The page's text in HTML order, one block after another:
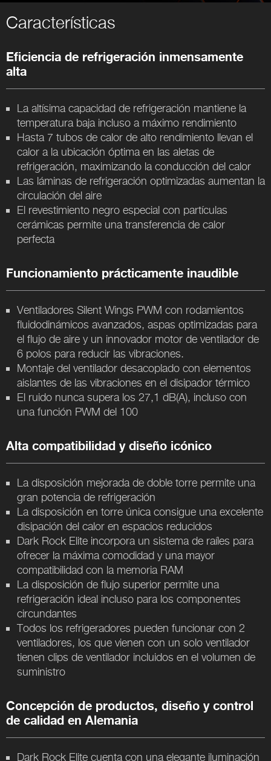
Características
Eficiencia de refrigeración inmensamente
alta
La altísima capacidad de refrigeración mantiene la
temperatura baja incluso a máximo rendimiento
Hasta 7 tubos de calor de alto rendimiento llevan el
calor a la ubicación óptima en las aletas de
refrigeración, maximizando la conducción del calor
Las láminas de refrigeración optimizadas aumentan la
circulación del aire
El revestimiento negro especial con partículas
cerámicas permite una transferencia de calor
perfecta
Funcionamiento prácticamente inaudible
Ventiladores Silent Wings PWM con rodamientos
fluidodinámicos avanzados, aspas optimizadas para
el flujo de aire y un innovador motor de ventilador de
6 polos para reducir las vibraciones.
Montaje del ventilador desacoplado con elementos
aislantes de las vibraciones en el disipador térmico
El ruido nunca supera los 27,1 dB(A), incluso con
una función PWM del 100
Alta compatibilidad y diseño icónico
La disposición mejorada de doble torre permite una
gran potencia de refrigeración
La disposición en torre única consigue una excelente
disipación del calor en espacios reducidos
Dark Rock Elite incorpora un sistema de raíles para
ofrecer la máxima comodidad y una mayor
compatibilidad con la memoria RAM
La disposición de flujo superior permite una
refrigeración ideal incluso para los componentes
circundantes
Todos los refrigeradores pueden funcionar con 2
ventiladores, los que vienen con un solo ventilador
tienen clips de ventilador incluidos en el volumen de
suministro
Concepción de productos, diseño y control
de calidad en Alemania
Dark Rock Elite cuenta con una elegante iluminación